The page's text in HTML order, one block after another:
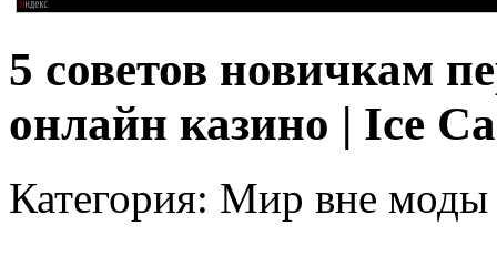
5 советов новичкам
онлайн казино | Ice
Категория: Мир вне